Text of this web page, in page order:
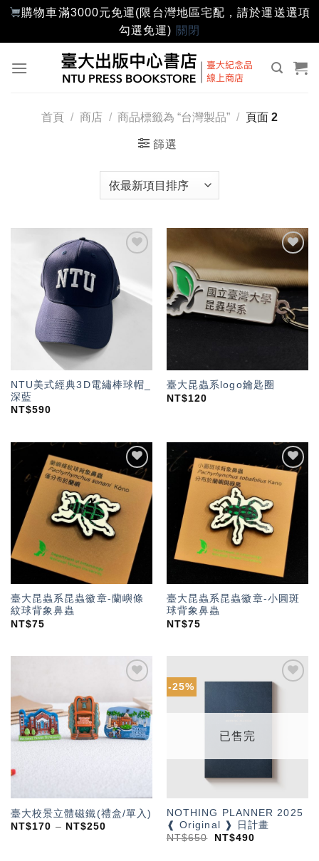
購物車滿3000元免運(限台灣地區宅配，請於運送選項
勾選免運) 關閉
首頁 / 商店 / 商品標籤為 “台灣製品” / 頁面 2
篩選
單」
NTU美式經典3D電繡棒球帽_
深藍
NT$590
「願
望輕
臺大昆蟲系logo鑰匙圈
NT$120
加入
「願
臺大昆蟲系昆蟲徽章-蘭嶼條
紋球背象鼻蟲
NT$75
加入
「願
望輕
單」
臺大昆蟲系昆蟲徽章-小圓斑
球背象鼻蟲
NT$75
「願
望輕
單」
臺大校景立體磁鐵(禮盒/單入)
NT$170 – NT$250
-25%
望輕
已售完
NOTHING PLANNER 2025
❰ Original ❱ 日計畫
NT$650 NT$490